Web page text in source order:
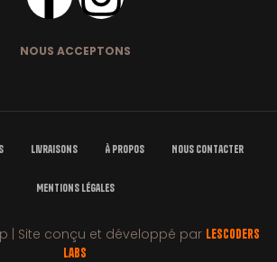
NOUS ACCEPTONS
Livraisons À Propos Nous Contacter
Mentions Légales
| Site conçu et développé par LesCoders
Labs